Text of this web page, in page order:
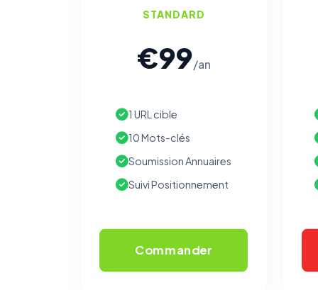
STANDARD
€99/an
1 URL cible
10 Mots-clés
Soumission Annuaires
Suivi Positionnement
Commander